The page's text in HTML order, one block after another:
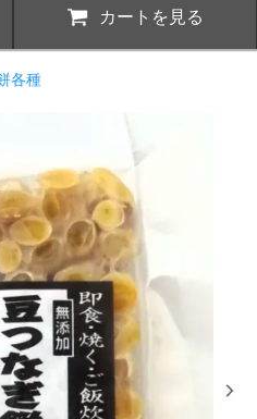
カートを見る
各種